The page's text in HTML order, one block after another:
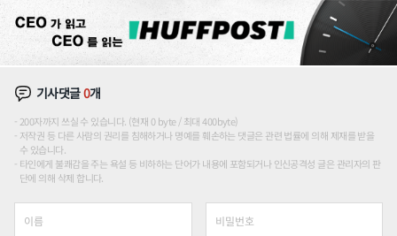
기사댓글0개
200자까지 쓰실 수 있습니다. (현재 0 byte / 최대 400byte)
저작권 등 다른 사람의 권리를 침해하거나 명예를 훼손하는 댓글은 관련 법률에 의해 제재를 받을
수 있습니다.
타인에게 불쾌감을 주는 욕설 등 비하하는 단어가 내용에 포함되거나 인신공격성 글은 관리자의 판
단에 의해 삭제 합니다.